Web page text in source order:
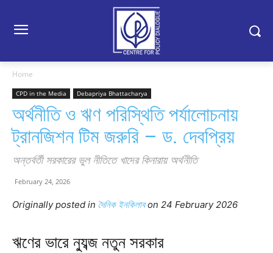
Home
CPD in the Media Debapriya Bhattacharya
অর্থনীতি ও ঋণ পরিস্থিতি পর্যালোচনায়
ট্রানজিশন টিম জরুরি – ড. দেবপ্রিয়
অন্তর্বর্তী সরকারের ভুল নীতিতে খাদের কিনারায় অর্থনীতি
February 24, 2026
Originally posted in দৈনিক ইনকিলাবon 24 February 2026
ঋণের ভারে ন্যুব্জ নতুন সরকার